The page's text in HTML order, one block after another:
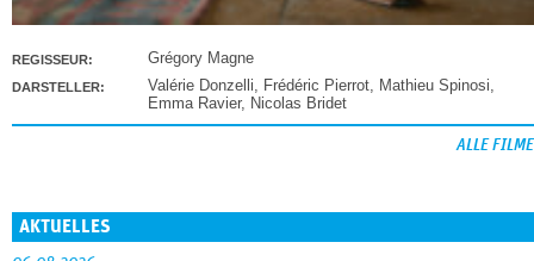
REGISSEUR: Grégory Magne
DARSTELLER: Valérie Donzelli, Frédéric Pierrot, Mathieu Spinosi,
Emma Ravier, Nicolas Bridet
ALLE FILME
AKTUELLES